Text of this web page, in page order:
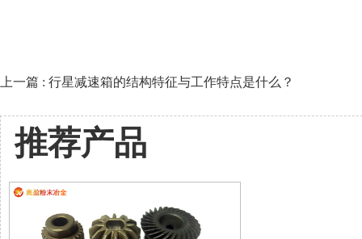
上一篇 : 行星减速箱的结构特征与工作特点是什么？
推荐产品